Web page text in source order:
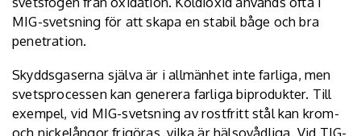
MIG-svetsning för att skapa en stabil båge och bra
penetration.
Skyddsgaserna själva är i allmänhet inte farliga, men
svetsprocessen kan generera farliga biprodukter. Till
exempel, vid MIG-svetsning av rostfritt stål kan krom-
och nickelångor frigöras, vilka är hälsovådliga. Vid TIG-